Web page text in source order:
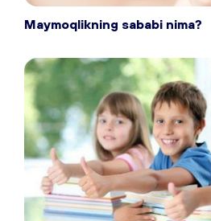
Maymoqlikning sababi nima?